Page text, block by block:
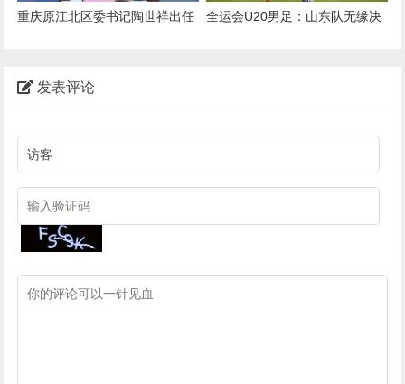
重庆原江北区委书记陶世祥出任
全运会U20男足：山东队无缘决
发表评论